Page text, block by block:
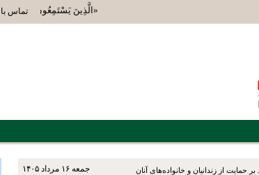
«الَّذِينَ يَسْتَمِعُونَ الْقَوْلَتماس با
جمعه ۱۶ مرداد ۱۴۰۵ حمایت از زندانیان و خانواده‌های آنان